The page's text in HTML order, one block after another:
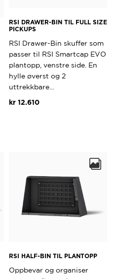
RSI DRAWER-BIN TIL FULL SIZE
PICKUPS
RSI Drawer-Bin skuffer som
passer til RSI Smartcap EVO
plantopp, venstre side. En
hylle øverst og 2
uttrekkbare…
kr 12.610
RSI HALF-BIN TIL PLANTOPP
Oppbevar og organiser